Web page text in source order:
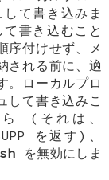
て書き込みま
書き込むこと
序付けせず、メ
される前に、適
。ローカルプロ
して書き込みこ
(それは、
を返す)、
を無効にしま